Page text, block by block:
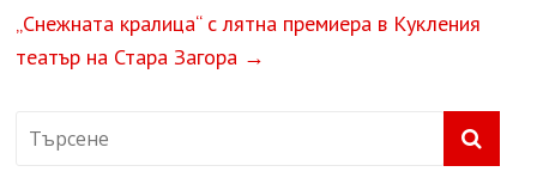
„Снежната кралица“ с лятна премиера в Кукления
театър на Стара Загора →